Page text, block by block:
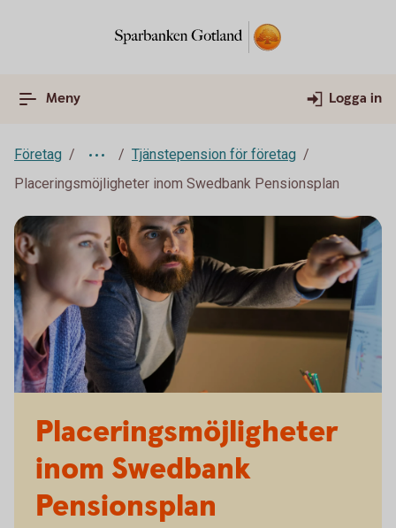
Meny Logga in
Företag
Tjänstepension för företag
Placeringsmöjligheter inom Swedbank Pensionsplan
Placeringsmöjligheter
inom Swedbank
Pensionsplan